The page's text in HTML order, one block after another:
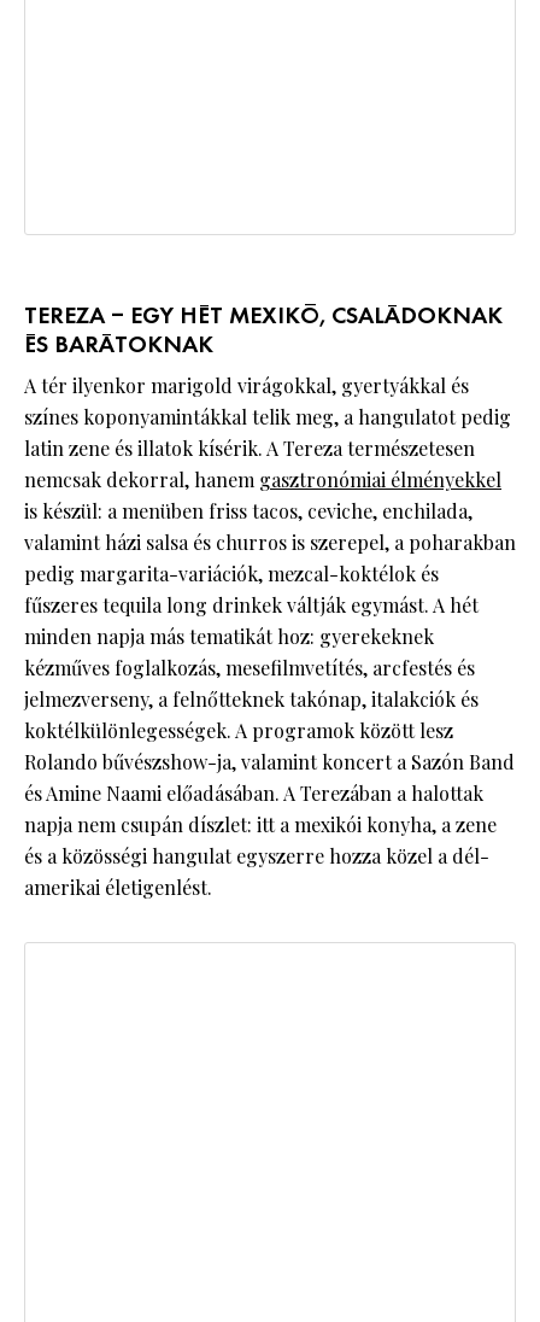
TEREZA – EGY HÉT MEXIKÓ, CSALÁDOKNAK
ÉS BARÁTOKNAK
A tér ilyenkor marigold virágokkal, gyertyákkal és
színes koponyamintákkal telik meg, a hangulatot pedig
latin zene és illatok kísérik. A Tereza természetesen
nemcsak dekorral, hanem gasztronómiai élményekkel
is készül: a menüben friss tacos, ceviche, enchilada,
valamint házi salsa és churros is szerepel, a poharakban
pedig margarita-variációk, mezcal-koktélok és
fűszeres tequila long drinkek váltják egymást. A hét
minden napja más tematikát hoz: gyerekeknek
kézműves foglalkozás, mesefilmvetítés, arcfestés és
jelmezverseny, a felnőtteknek takónap, italakciók és
koktélkülönlegességek. A programok között lesz
Rolando bűvészshow-ja, valamint koncert a Sazón Band
és Amine Naami előadásában. A Terezában a halottak
napja nem csupán díszlet: itt a mexikói konyha, a zene
és a közösségi hangulat egyszerre hozza közel a dél-
amerikai életigenlést.